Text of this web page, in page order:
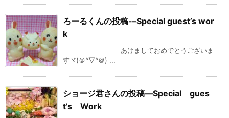
ろーるくんの投稿-–Special guest’s wor
k
あけましておめでとうございま
すヾ(＠^▽^＠) ...
ショージ君さんの投稿—Special gues
t’s Work